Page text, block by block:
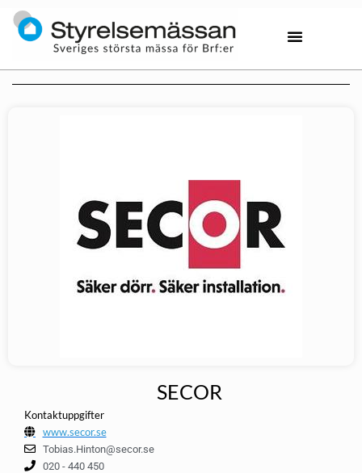
SECOR
Kontaktuppgifter
www.secor.se
Tobias.Hinton@secor.se
020 - 440 450